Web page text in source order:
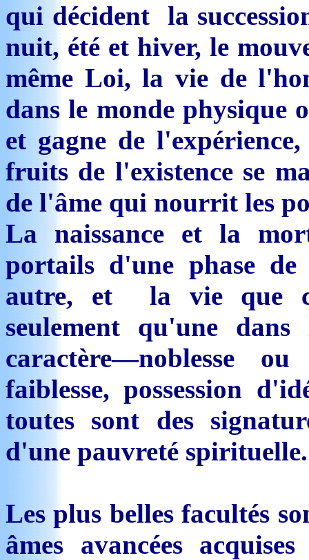
qui décident la
nuit, été et hiver, le
même Loi, la vie de
dans le monde physique
et gagne de
fruits de l'existence se
de l'âme qui nourrit les
La naissance et la
portails d'une phase
autre, et la vie que
seulement qu'une
caractère—noblesse
faiblesse, possession
toutes sont des
d'une pauvreté spirituelle.
Les plus belles facultés
âmes avancées